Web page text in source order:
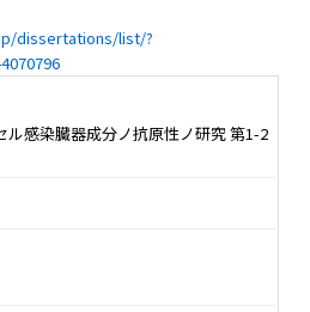
dissertations/list/?
ル感染臓器成分ノ抗原性ノ研究 第1-2